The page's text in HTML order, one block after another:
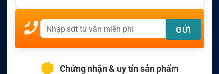
Chứng nhận & uy tín sản phẩm